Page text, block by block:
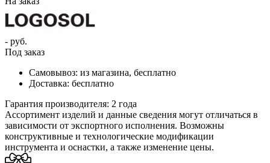
- руб.
Под заказ
Самовывоз: из магазина, бесплатно
Доставка: бесплатно
Гарантия производителя: 2 года
Ассортимент изделий и данные сведения могут отличаться в
зависимости от экспортного исполнения. Возможны
конструктивные и технологические модификации
инструмента и оснастки, а также изменение цены.